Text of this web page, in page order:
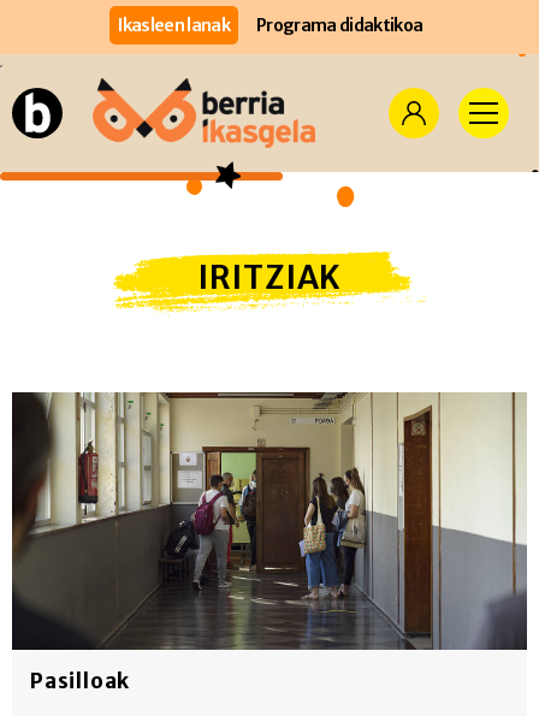
Ikasleen lanak Programa didaktikoa
IRITZIAK
Pasilloak